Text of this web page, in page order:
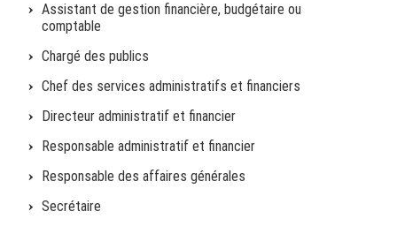
Assistant de gestion financière, budgétaire ou
comptable
Chargé des publics
Chef des services administratifs et financiers
Directeur administratif et financier
Responsable administratif et financier
Responsable des affaires générales
Secrétaire